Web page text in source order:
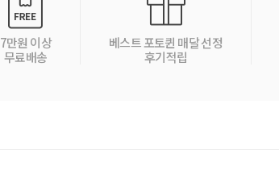
7만원 이상
무료배송
베스트 포토퀸 매달 선정
후기적립